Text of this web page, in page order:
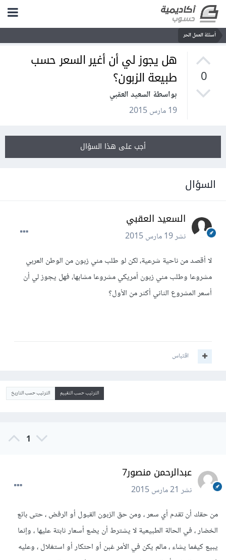
أسئلة العمل الحر
0
هل يجوز لي أن أغير السعر حسب
طبيعة الزبون؟
بواسطة السعيد العقبي
19 مارس 2015
أجب على هذا السؤال
السؤال
السعيد العقبي
نشر19 مارس 2015
لا أقصد من ناحية شرعية، لكن لو طلب مني زبون من الوطن العربي
مشروعا وطلب مني زبون أمريكي مشروعا مشابها، فهل يجوز لي أن
أسعر المشروع الثاني أكثر من الأول؟
اقتباس
الترتيب حسب التقييم الترتيب حسب التاريخ
1
عبدالرحمن منصور7
نشر21 مارس 2015
من حقك أن تقدم أي سعر ، ومن حق الزبون القبول أو الرفض ، حتى بائع
الخضار ، في الحالة الطبيعية لا يشترط أن يضع أسعار ثابتة عليها ، وإنما
يبيع كيفما يشاء ، مالم يكن في الأمر غبن أو احتكار أو استغلال ، وعليه